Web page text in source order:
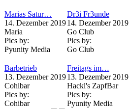
Marias Satur…
14. Dezember 2019
Maria
Pics by:
Pyunity Media
Dr3i Fr3unde
14. Dezember 2019
Go Club
Pics by:
Go Club
Barbetrieb
13. Dezember 2019
Cohibar
Pics by:
Cohibar
Freitags im…
13. Dezember 2019
Hackl's ZapfBar
Pics by:
Pyunity Media